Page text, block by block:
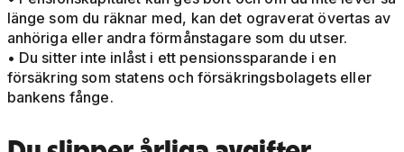
länge som du räknar med, kan det ograverat övertas av
anhöriga eller andra förmånstagare som du utser.
• Du sitter inte inlåst i ett pensionssparande i en
försäkring som statens och försäkringsbolagets eller
bankens fånge.